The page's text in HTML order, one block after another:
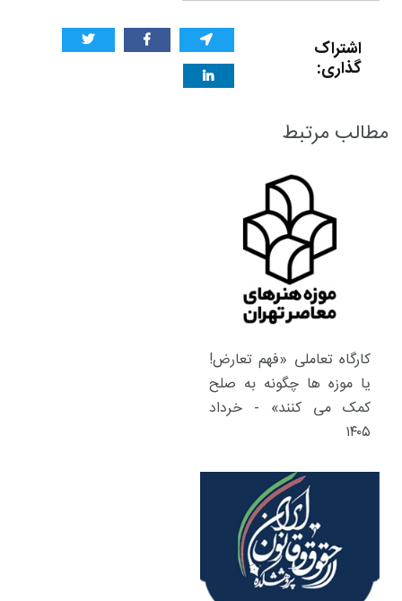
اشتراک
گذاری:
مطالب مرتبط
کارگاه تعاملی «فهم تعارض!
یا موزه ها چگونه به صلح
کمک می کنند» - خرداد
۱۴۰۵